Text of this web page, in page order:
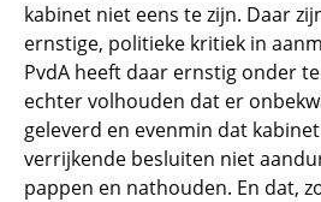
kabinet niet eens te zijn. Daar
ernstige, politieke kritiek in
PvdA heeft daar ernstig onder
echter volhouden dat er
geleverd en evenmin dat
verrijkende besluiten niet
pappen en nathouden. En dat,